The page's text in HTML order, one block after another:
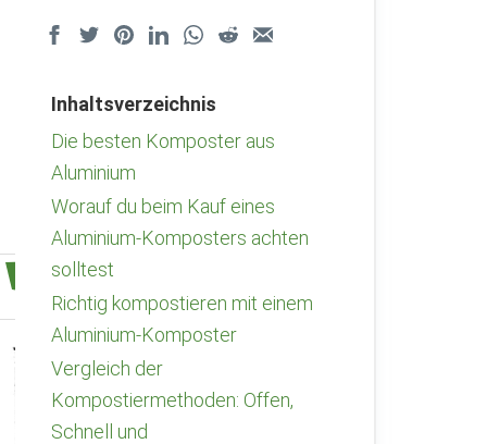
Preistipp
Inhaltsverzeichnis
Die besten Komposter aus
Aluminium
Worauf du beim Kauf eines
Aluminium-Komposters achten
solltest
Richtig kompostieren mit einem
Aluminium-Komposter
Vergleich der
Kompostiermethoden: Offen,
Schnell und